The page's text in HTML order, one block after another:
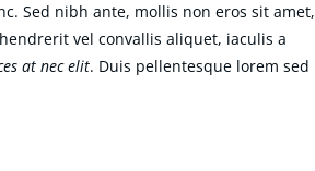
Sed nibh ante, mollis non eros sit amet,
vel convallis aliquet, iaculis a
at nec elit. Duis pellentesque lorem sed